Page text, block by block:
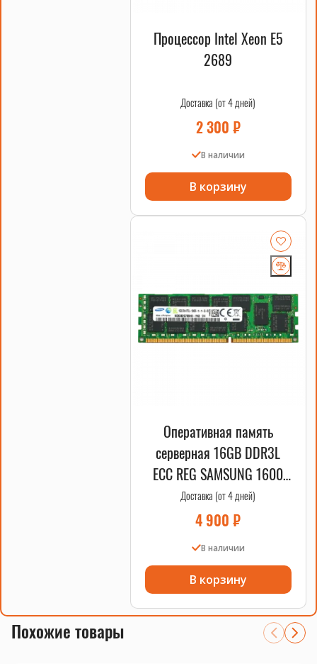
Процессор Intel Xeon E5
2689
Доставка (от 4 дней)
2 300 ₽
В наличии
В корзину
Оперативная память
серверная 16GB DDR3L
ECC REG SAMSUNG 1600
MHz 2Rx4 OEM
Доставка (от 4 дней)
4 900₽
В наличии
В корзину
Похожие товары